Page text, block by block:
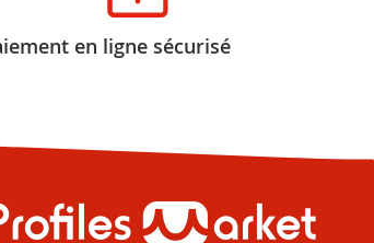
en ligne sécurisé